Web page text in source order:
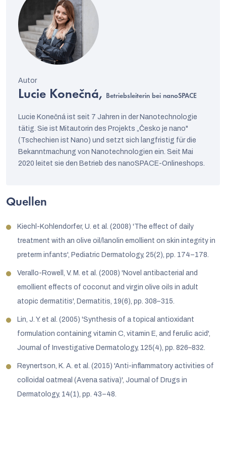
Lucie Konečná, Betriebsleiterin bei nanoSPACE
Lucie Konečná ist seit 7 Jahren in der Nanotechnologie
tätig. Sie ist Mitautorin des Projekts „Česko je nano"
(Tschechien ist Nano) und setzt sich langfristig für die
Bekanntmachung von Nanotechnologien ein. Seit Mai
2020 leitet sie den Betrieb des nanoSPACE-Onlineshops.
Quellen
Kiechl-Kohlendorfer, U. et al. (2008) 'The effect of daily
treatment with an olive oil/lanolin emollient on skin integrity in
preterm infants', Pediatric Dermatology, 25(2), pp. 174–178.
Verallo-Rowell, V. M. et al. (2008) 'Novel antibacterial and
emollient effects of coconut and virgin olive oils in adult
atopic dermatitis', Dermatitis, 19(6), pp. 308–315.
Lin, J. Y. et al. (2005) 'Synthesis of a topical antioxidant
formulation containing vitamin C, vitamin E, and ferulic acid',
Journal of Investigative Dermatology, 125(4), pp. 826–832.
Reynertson, K. A. et al. (2015) 'Anti-inflammatory activities of
colloidal oatmeal (Avena sativa)', Journal of Drugs in
Dermatology, 14(1), pp. 43–48.